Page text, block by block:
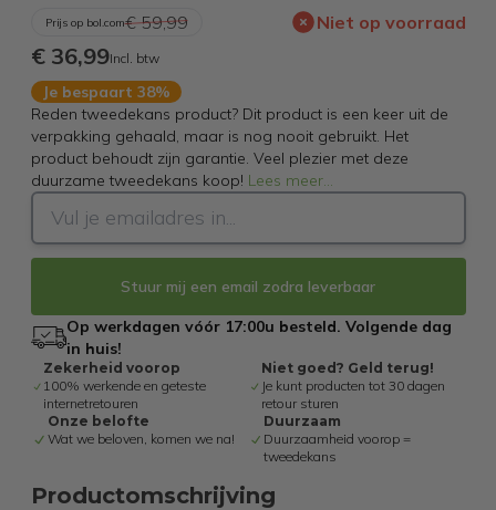
Prijs op bol.com€ 59,99 Niet op voorraad
€ 36,99Incl. btw
Je bespaart 38%
Reden tweedekans product? Dit product is een keer uit de
verpakking gehaald, maar is nog nooit gebruikt. Het
product behoudt zijn garantie. Veel plezier met deze
duurzame tweedekans koop! Lees meer...
Stuur mij een email zodra leverbaar
Op werkdagen vóór 17:00u besteld. Volgende dag
in huis!
Zekerheid voorop
100% werkende en geteste
internetretouren
Niet goed? Geld terug!
Je kunt producten tot 30 dagen
retour sturen
Onze belofte
Wat we beloven, komen we na!
Duurzaam
Duurzaamheid voorop =
tweedekans
Productomschrijving